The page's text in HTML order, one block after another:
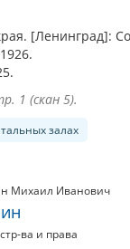
[Ленинград]:
1 (скан 5).
залах
Михаил Иванович
ва и права